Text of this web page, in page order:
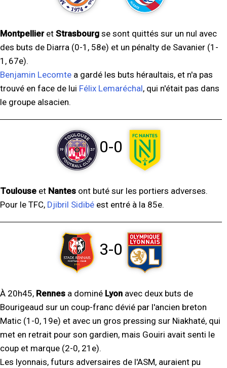
Montpellieret Strasbourg se sont quittés sur un nul avec
des buts de Diarra (0-1, 58e) et un pénalty de Savanier (1-
1, 67e).
Benjamin Lecomte a gardé les buts héraultais, et n'a pas
trouvé en face de lui Félix Lemaréchal, qui n'était pas dans
le groupe alsacien.
0-0
Toulouse et Nantes ont buté sur les portiers adverses.
Pour le TFC, Djibril Sidibé est entré à la 85e.
3-0
À 20h45, Rennes a dominé Lyon avec deux buts de
Bourigeaud sur un coup-franc dévié par l'ancien breton
Matic (1-0, 19e) et avec un gros pressing sur Niakhaté, qui
met en retrait pour son gardien, mais Gouiri avait senti le
coup et marque (2-0, 21e).
Les lyonnais, futurs adversaires de l'ASM, auraient pu